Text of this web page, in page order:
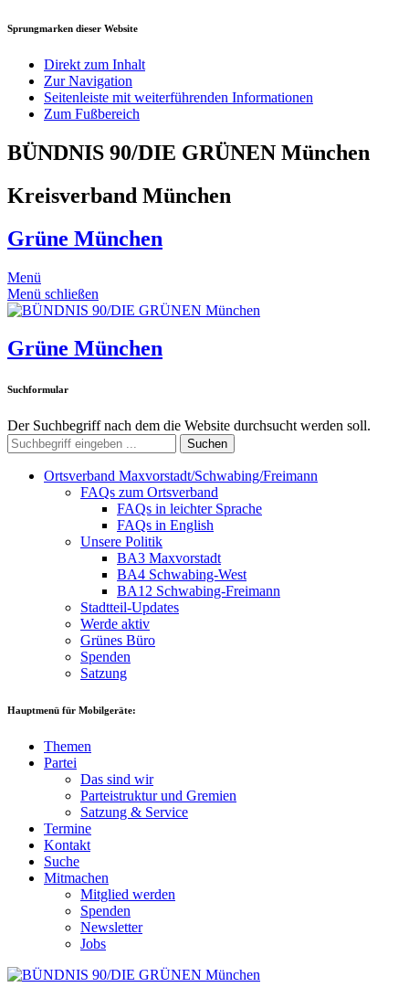
Sprungmarken dieser Website
Direkt zum Inhalt
Zur Navigation
Seitenleiste mit weiterführenden Informationen
Zum Fußbereich
BÜNDNIS 90/DIE GRÜNEN München
Kreisverband München
Grüne München
Menü
Menü schließen
Grüne München
Suchformular
Der Suchbegriff nach dem die Website durchsucht werden soll.
Suchen
Ortsverband Maxvorstadt/Schwabing/Freimann
FAQs zum Ortsverband
FAQs in leichter Sprache
FAQs in English
Unsere Politik
BA3 Maxvorstadt
BA4 Schwabing-West
BA12 Schwabing-Freimann
Stadtteil-Updates
Werde aktiv
Grünes Büro
Spenden
Satzung
Hauptmenü für Mobilgeräte:
Themen
Partei
Das sind wir
Parteistruktur und Gremien
Satzung & Service
Termine
Kontakt
Suche
Mitmachen
Mitglied werden
Spenden
Newsletter
Jobs